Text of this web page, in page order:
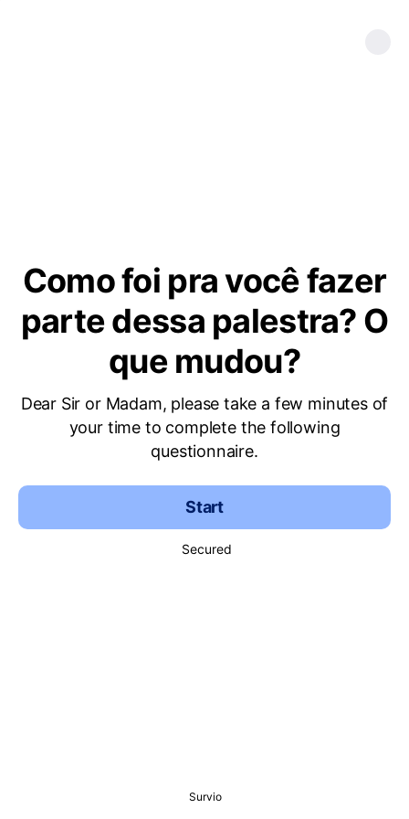
Como foi pra você fazer
parte dessa palestra? O
que mudou?
Dear Sir or Madam, please take a few minutes of
your time to complete the following
questionnaire.
Start
Secured
Survio